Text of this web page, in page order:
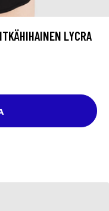
LYCRA